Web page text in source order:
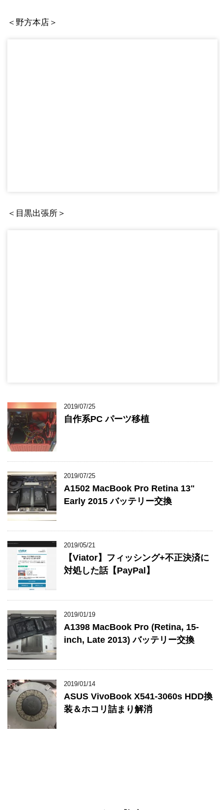
＜野方本店＞
＜目黒出張所＞
2019/07/25
自作系PC パーツ移植
2019/07/25
A1502 MacBook Pro Retina 13"
Early 2015 バッテリー交換
2019/05/21
【Viator】フィッシング+不正決済に
対処した話【PayPal】
2019/01/19
A1398 MacBook Pro (Retina, 15-
inch, Late 2013) バッテリー交換
2019/01/14
ASUS VivoBook X541-3060s HDD換
装＆ホコリ詰まり解消